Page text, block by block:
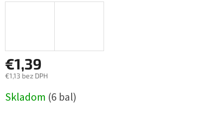
€1,39
€1,13 bez DPH
cena:
Skladom (6 bal)